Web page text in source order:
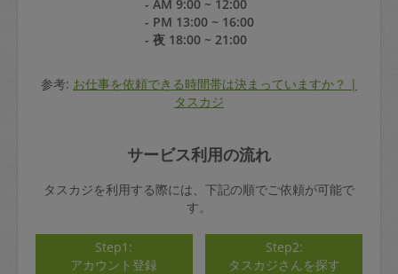
- AM 9:00 ~ 12:00
- PM 13:00 ~ 16:00
- 夜 18:00 ~ 21:00
参考: お仕事を依頼できる時間帯は決まっていますか？ |
タスカジ
サービス利用の流れ
タスカジを利用する際には、下記の順でご依頼が可能で
す。
Step1:
アカウント登録
Step2:
タスカジさんを探す